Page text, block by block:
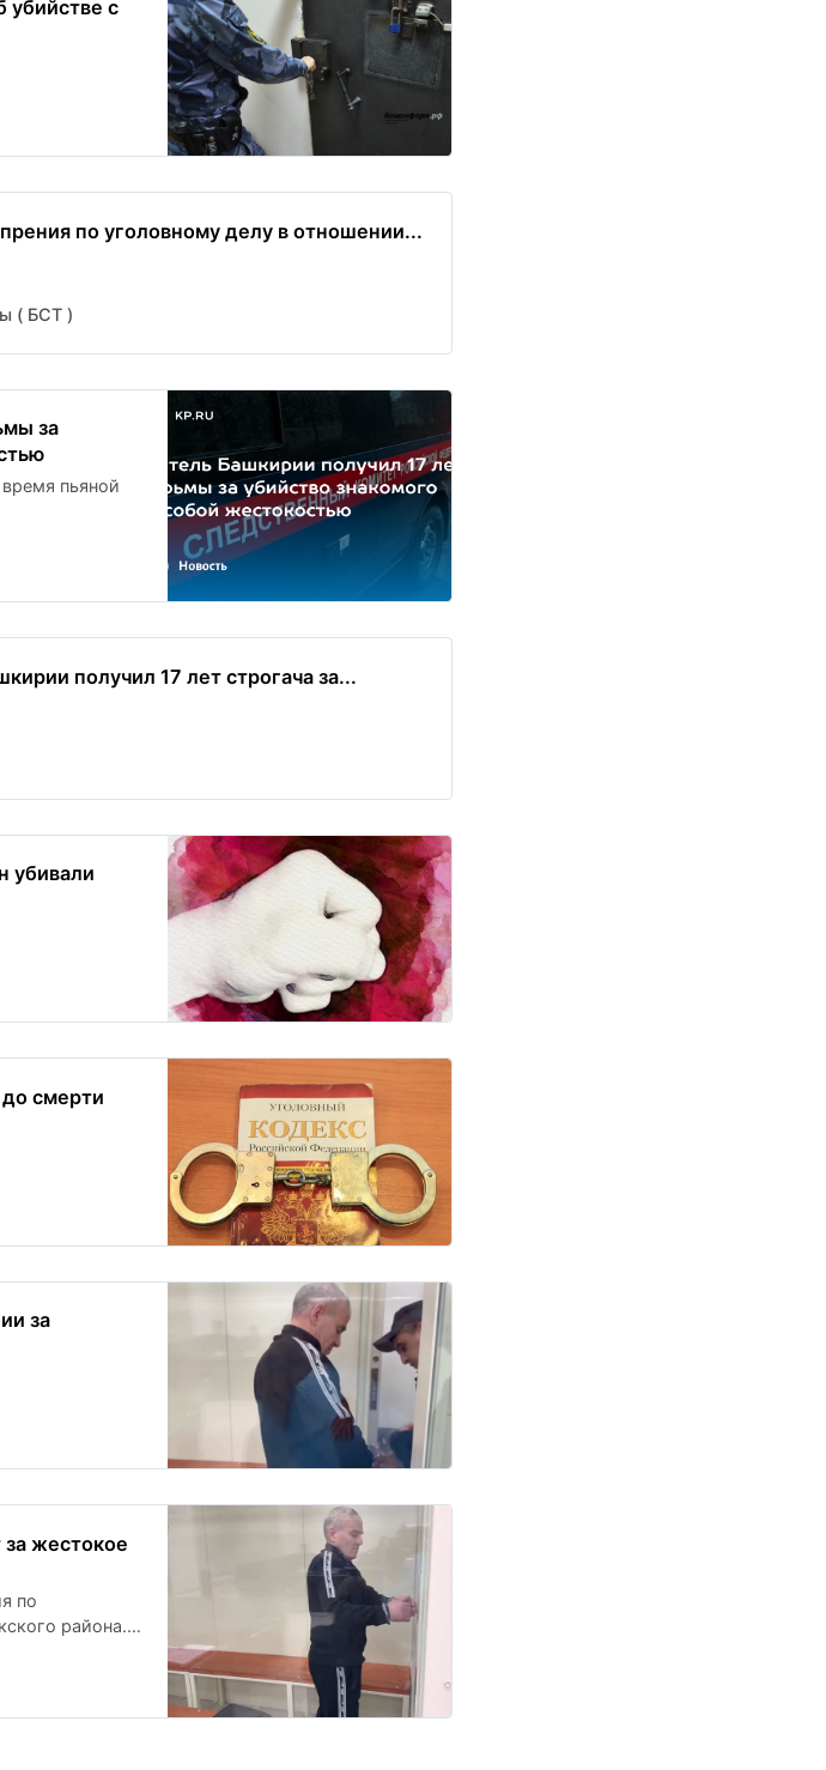
убийстве с
по уголовному делу в отношении...
( БСТ )
за
пьяной
получил 17 лет строгача за...
убивали
смерти
за
жестокое
по
района.
сговору.